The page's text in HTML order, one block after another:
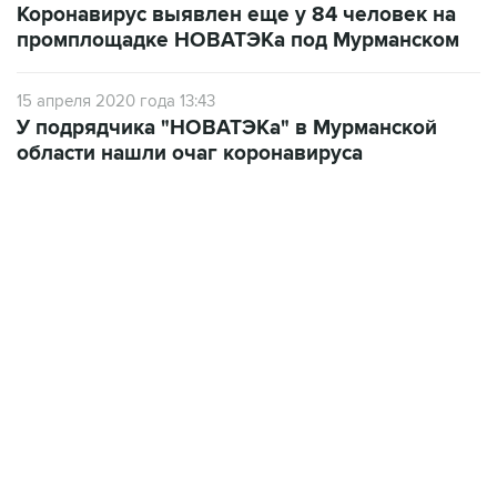
Коронавирус выявлен еще у 84 человек на
промплощадке НОВАТЭКа под Мурманском
15 апреля 2020 года 13:43
У подрядчика "НОВАТЭКа" в Мурманской
области нашли очаг коронавируса